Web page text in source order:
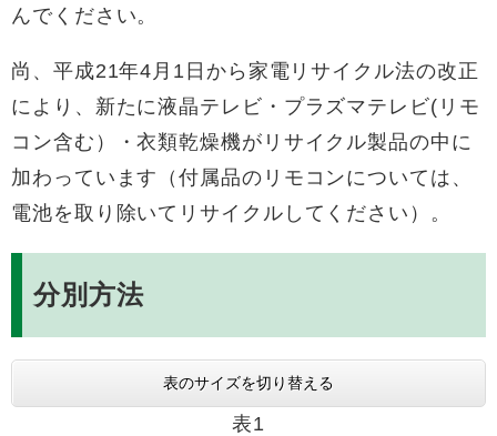
んでください。
尚、平成21年4月1日から家電リサイクル法の改正
により、新たに液晶テレビ・プラズマテレビ(リモ
コン含む）・衣類乾燥機がリサイクル製品の中に
加わっています（付属品のリモコンについては、
電池を取り除いてリサイクルしてください）。
分別方法
表のサイズを切り替える
表1